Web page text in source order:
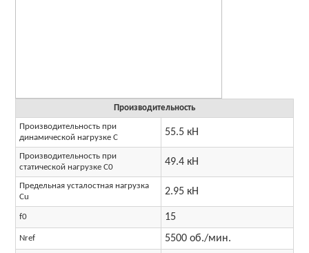
Производительность
Производительность при
динамической нагрузке C
55.5 кН
Производительность при
статической нагрузке C0
49.4 кН
Предельная усталостная нагрузка
Cu
2.95 кН
f0 15
Nref 5500 об./мин.